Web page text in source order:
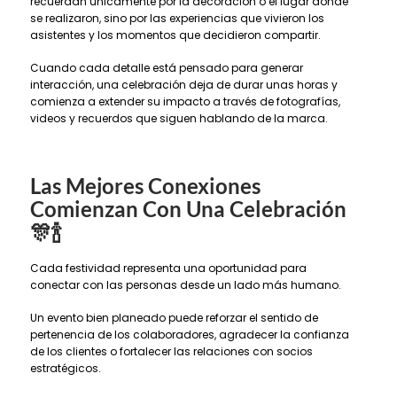
se realizaron, sino por las experiencias que vivieron los
asistentes y los momentos que decidieron compartir.
Cuando cada detalle está pensado para generar
interacción, una celebración deja de durar unas horas y
comienza a extender su impacto a través de fotografías,
videos y recuerdos que siguen hablando de la marca.
Las Mejores Conexiones
Comienzan Con Una Celebración
🎊🍾
Cada festividad representa una oportunidad para
conectar con las personas desde un lado más humano.
Un evento bien planeado puede reforzar el sentido de
pertenencia de los colaboradores, agradecer la confianza
de los clientes o fortalecer las relaciones con socios
estratégicos.